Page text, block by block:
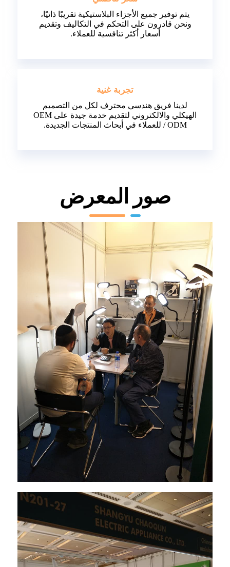
يتم توفير جميع الأجزاء البلاستيكية تقريبًا ذاتيًا،
ونحن قادرون على التحكم في التكاليف وتقديم
أسعار أكثر تنافسية للعملاء.
تجربة غنية
لدينا فريق هندسي محترف لكل من التصميم
الهيكلي والالكتروني لتقديم خدمة جيدة على OEM
/ ODM للعملاء في أبحاث المنتجات الجديدة.
صور المعرض